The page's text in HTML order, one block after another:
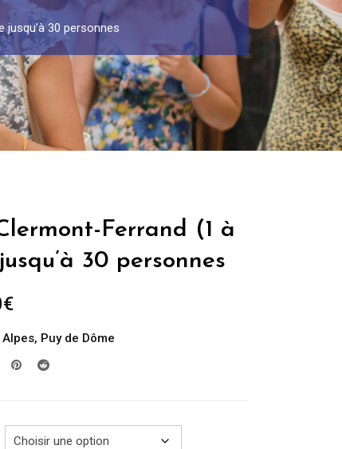
jusqu’à 30 personnes
Ferrand (1 à
30 personnes
€Plage
prix :
279.00€
Alpes, Puy de Dôme